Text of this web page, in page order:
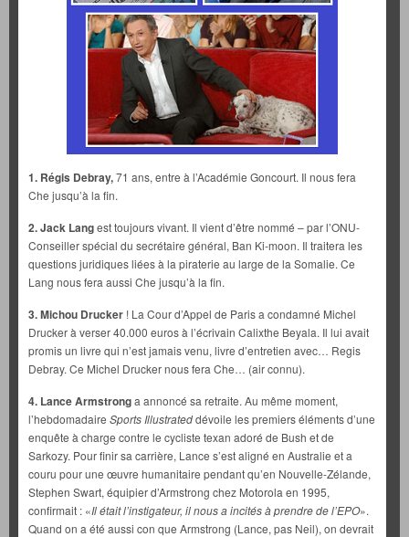
1. Régis Debray,71 ans, entre à l’Académie Goncourt. Il nous fera
Che jusqu’à la fin.
2. Jack Langest toujours vivant. Il vient d’être nommé – par l’ONU-
Conseiller spécial du secrétaire général, Ban Ki-moon. Il traitera les
questions juridiques liées à la piraterie au large de la Somalie. Ce
Lang nous fera aussi Che jusqu’à la fin.
3. Michou Drucker ! La Cour d’Appel de Paris a condamné Michel
Drucker à verser 40.000 euros à l’écrivain Calixthe Beyala. Il lui avait
promis un livre qui n’est jamais venu, livre d’entretien avec… Regis
Debray. Ce Michel Drucker nous fera Che… (air connu).
4. Lance Armstronga annoncé sa retraite. Au même moment,
l’hebdomadaire Sports Illustrateddévoile les premiers éléments d’une
enquête à charge contre le cycliste texan adoré de Bush et de
Sarkozy. Pour finir sa carrière, Lance s’est aligné en Australie et a
couru pour une œuvre humanitaire pendant qu’en Nouvelle-Zélande,
Stephen Swart, équipier d’Armstrong chez Motorola en 1995,
confirmait : «Il était l’instigateur, il nous a incités à prendre de l’EPO».
Quand on a été aussi con que Armstrong (Lance, pas Neil), on devrait